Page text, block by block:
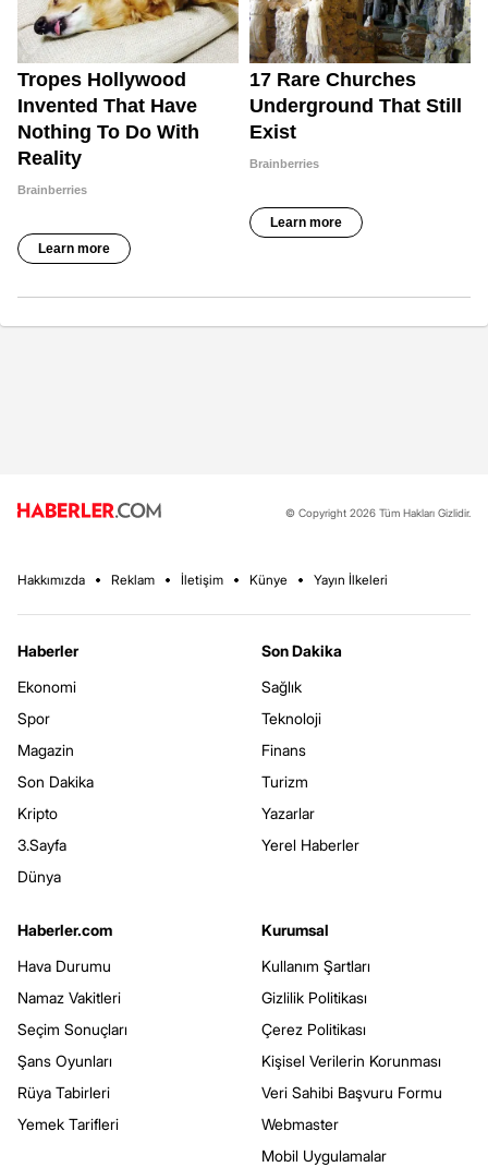
© Copyright 2026 Tüm Hakları Gizlidir.
Hakkımızda Reklam İletişim Künye Yayın İlkeleri
Haberler
Ekonomi
Spor
Magazin
Son Dakika
Kripto
3.Sayfa
Dünya
Son Dakika
Sağlık
Teknoloji
Finans
Turizm
Yazarlar
Yerel Haberler
Haberler.com
Hava Durumu
Namaz Vakitleri
Seçim Sonuçları
Şans Oyunları
Rüya Tabirleri
Yemek Tarifleri
Kurumsal
Kullanım Şartları
Gizlilik Politikası
Çerez Politikası
Kişisel Verilerin Korunması
Veri Sahibi Başvuru Formu
Webmaster
Mobil Uygulamalar